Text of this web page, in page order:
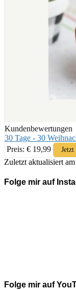
Kundenbewertungen
30 Tage - 30
Preis: € 19,99
Zuletzt aktualisiert
Folge mir auf
Folge mir auf